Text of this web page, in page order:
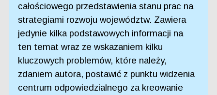
całościowego przedstawienia stanu prac na
strategiami rozwoju województw. Zawiera
jedynie kilka podstawowych informacji na
ten temat wraz ze wskazaniem kilku
kluczowych problemów, które należy,
zdaniem autora, postawić z punktu widzenia
centrum odpowiedzialnego za kreowanie